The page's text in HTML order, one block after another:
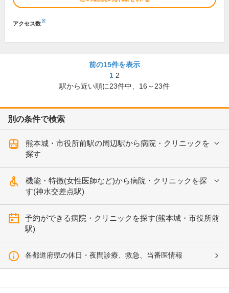
アクセス数※
前の15件を表示
1 2
駅から近い順に23件中、 16～23件
別の条件で検索
熊本城・市役所前駅の周辺駅から病院・クリニックを
探す
機能・特徴(女性医師など)から病院・クリニックを探
す(神水交差点駅)
予約ができる病院・クリニックを探す(熊本城・市役所前
駅)
各都道府県の休日・夜間診療、救急、当番医情報